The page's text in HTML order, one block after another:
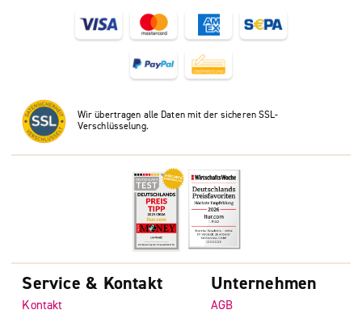
Wir übertragen alle Daten mit der sicheren SSL-
Verschlüsselung.
Service & Kontakt
Kontakt
Unternehmen
AGB